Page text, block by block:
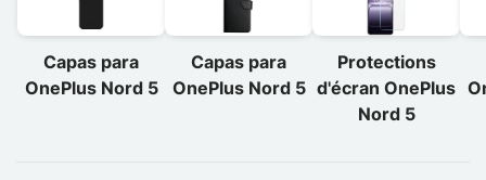
Capas para
OnePlus Nord 5
Capas para
OnePlus Nord 5
Protections
d'écran OnePlus
Nord 5